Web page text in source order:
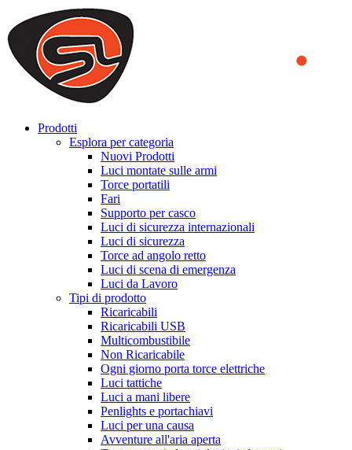
We use cookies to ensure that we provide you the best experience
on our website. By continuing to browse this website, you accept
that cookies are used to help us analyze how the website is used and
to offer you a better experience. To learn more or to find out how
you can disable cookies, you can access our
Prodotti
Esplora per categoria
Nuovi Prodotti
Luci montate sulle armi
Torce portatili
Fari
Supporto per casco
Luci di sicurezza internazionali
Luci di sicurezza
Torce ad angolo retto
Luci di scena di emergenza
Luci da Lavoro
Tipi di prodotto
Ricaricabili
Ricaricabili USB
Multicombustibile
Non Ricaricabile
Ogni giorno porta torce elettriche
Luci tattiche
Luci a mani libere
Penlights e portachiavi
Luci per una causa
Avventure all'aria aperta